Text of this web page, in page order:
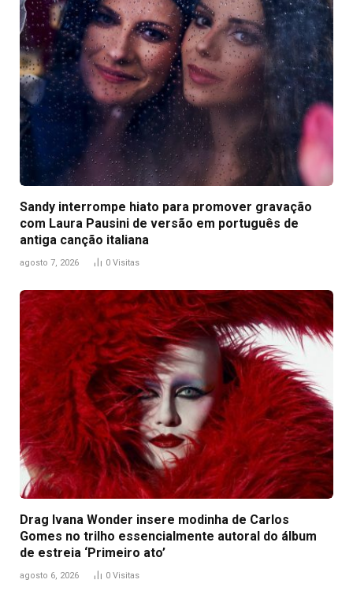
Sandy interrompe hiato para promover gravação
com Laura Pausini de versão em português de
antiga canção italiana
agosto 7, 2026 0 Visitas
Drag Ivana Wonder insere modinha de Carlos
Gomes no trilho essencialmente autoral do álbum
de estreia ‘Primeiro ato’
agosto 6, 2026 0 Visitas